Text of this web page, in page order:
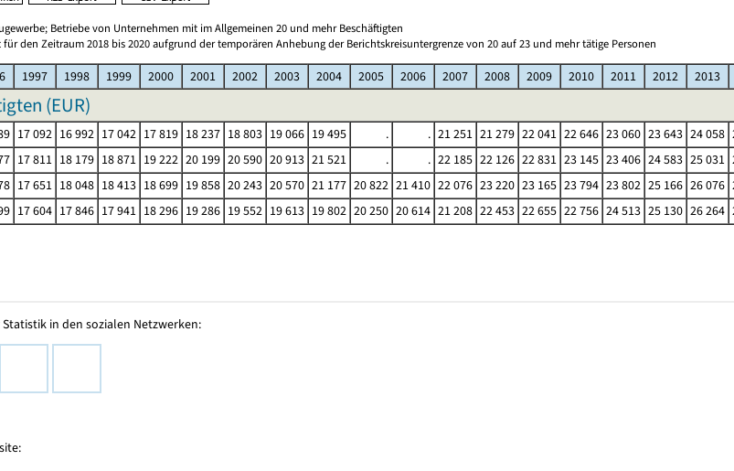
Betriebe von Unternehmen mit im Allgemeinen 20 und mehr Beschäftigten
den Zeitraum 2018 bis 2020 aufgrund der temporären Anhebung der Berichtskreisuntergrenze von 20 auf 23 und mehr tätige Personen
1997 1998 1999 2000 2001 2002 2003 2004 2005 2006 2007 2008 2009 2010 2011 2012 2013
(EUR)
17 092 16 992 17 042 17 819 18 237 18 803 19 066 19 495 . . 21 251 21 279 22 041 22 646 23 060 23 643 24 058
17 811 18 179 18 871 19 222 20 199 20 590 20 913 21 521 . . 22 185 22 126 22 831 23 145 23 406 24 583 25 031
17 651 18 048 18 413 18 699 19 858 20 243 20 570 21 177 20 822 21 410 22 076 23 220 23 165 23 794 23 802 25 166 26 076
17 604 17 846 17 941 18 296 19 286 19 552 19 613 19 802 20 250 20 614 21 208 22 453 22 655 22 756 24 513 25 130 26 264
in den sozialen Netzwerken: